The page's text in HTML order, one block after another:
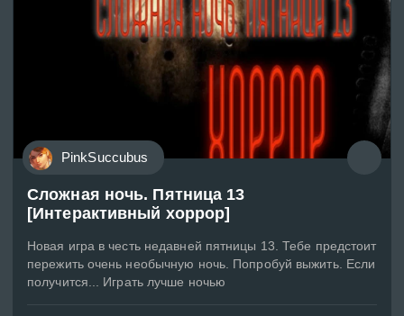
PinkSuccubus
Сложная ночь. Пятница 13
[Интерактивный хоррор]
Новая игра в честь недавней пятницы 13. Тебе предстоит
пережить очень необычную ночь. Попробуй выжить. Если
получится... Играть лучше ночью